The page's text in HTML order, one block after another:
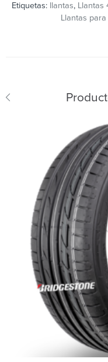
Etiquetas: llantas, Llantas
Llantas